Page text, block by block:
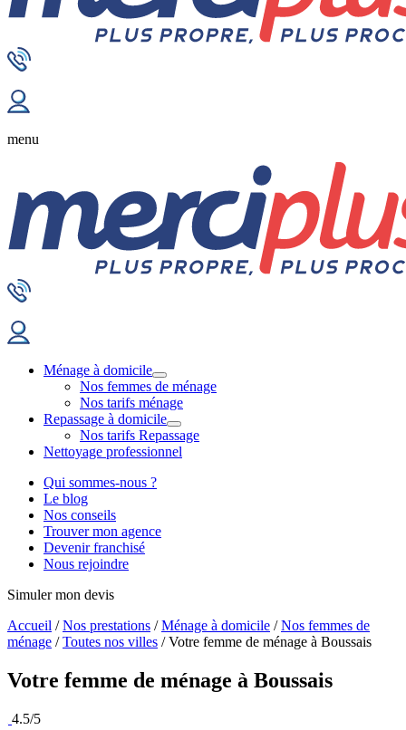
menu
Ménage à domicile
Nos femmes de ménage
Nos tarifs ménage
Repassage à domicile
Nos tarifs Repassage
Nettoyage professionnel
Qui sommes-nous ?
Le blog
Nos conseils
Trouver mon agence
Devenir franchisé
Nous rejoindre
Simuler mon devis
Accueil /Nos prestations /Ménage à domicile /Nos femmes de
ménage /Toutes nos villes /Votre femme de ménage à Boussais
Votre femme de ménage à Boussais
4.5/5